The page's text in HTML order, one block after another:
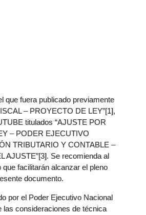
que fuera publicado previamente
– PROYECTO DE LEY”[1],
titulados “AJUSTE POR
– PODER EJECUTIVO
TRIBUTARIO Y CONTABLE –
AJUSTE”[3]. Se recomienda al
facilitarán alcanzar el pleno
documento.
por el Poder Ejecutivo Nacional
las consideraciones de técnica